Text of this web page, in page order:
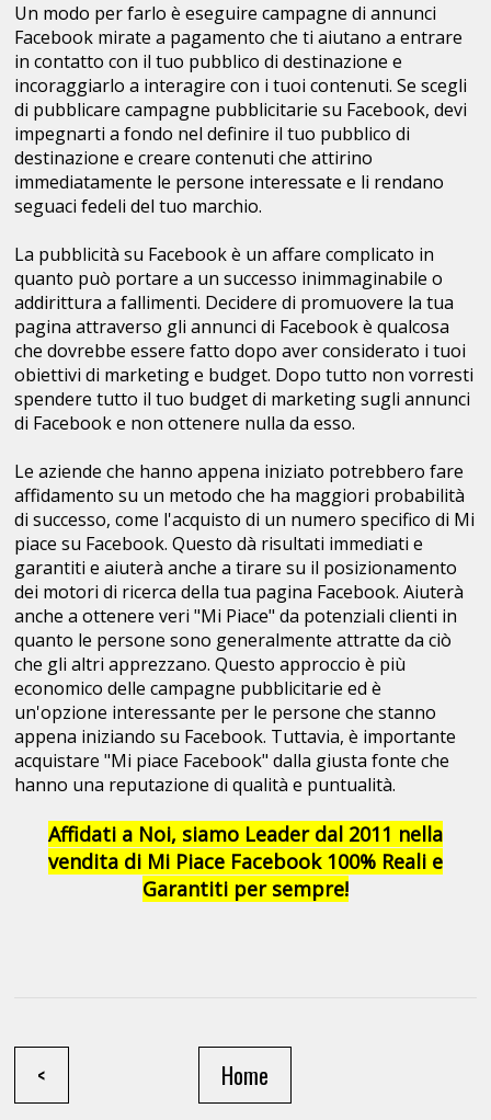
Un modo per farlo è eseguire campagne di annunci
Facebook mirate a pagamento che ti aiutano a entrare
in contatto con il tuo pubblico di destinazione e
incoraggiarlo a interagire con i tuoi contenuti. Se scegli
di pubblicare campagne pubblicitarie su Facebook, devi
impegnarti a fondo nel definire il tuo pubblico di
destinazione e creare contenuti che attirino
immediatamente le persone interessate e li rendano
seguaci fedeli del tuo marchio.
La pubblicità su Facebook è un affare complicato in
quanto può portare a un successo inimmaginabile o
addirittura a fallimenti. Decidere di promuovere la tua
pagina attraverso gli annunci di Facebook è qualcosa
che dovrebbe essere fatto dopo aver considerato i tuoi
obiettivi di marketing e budget. Dopo tutto non vorresti
spendere tutto il tuo budget di marketing sugli annunci
di Facebook e non ottenere nulla da esso.
Le aziende che hanno appena iniziato potrebbero fare
affidamento su un metodo che ha maggiori probabilità
di successo, come l'acquisto di un numero specifico di Mi
piace su Facebook. Questo dà risultati immediati e
garantiti e aiuterà anche a tirare su il posizionamento
dei motori di ricerca della tua pagina Facebook. Aiuterà
anche a ottenere veri "Mi Piace" da potenziali clienti in
quanto le persone sono generalmente attratte da ciò
che gli altri apprezzano. Questo approccio è più
economico delle campagne pubblicitarie ed è
un'opzione interessante per le persone che stanno
appena iniziando su Facebook. Tuttavia, è importante
acquistare "Mi piace Facebook" dalla giusta fonte che
hanno una reputazione di qualità e puntualità.
Affidati a Noi, siamo Leader dal 2011 nella
vendita di Mi Piace Facebook 100% Reali e
Garantiti per sempre!
< Home